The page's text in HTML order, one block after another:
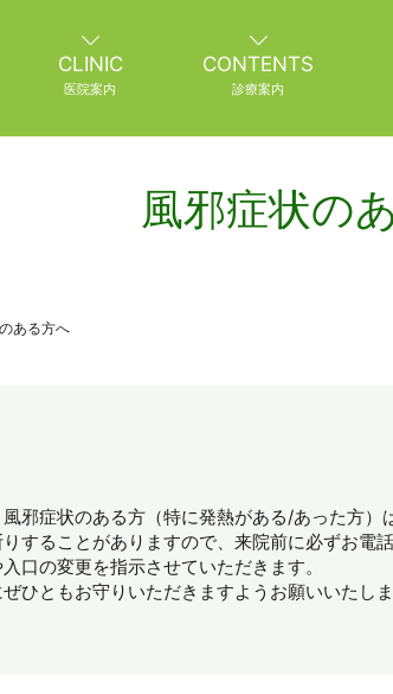
CLINIC
医院案内
CONTENTS
診療案内
風邪症状の
ある方へ
邪症状のある方（特に発熱がある/あった方）
することがありますので、来院前に必ずお電
口の変更を指示させていただきます。
ひともお守りいただきますようお願いいたしま